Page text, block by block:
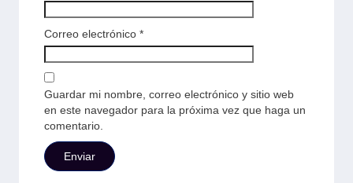
Correo electrónico *
Guardar mi nombre, correo electrónico y sitio web
en este navegador para la próxima vez que haga un
comentario.